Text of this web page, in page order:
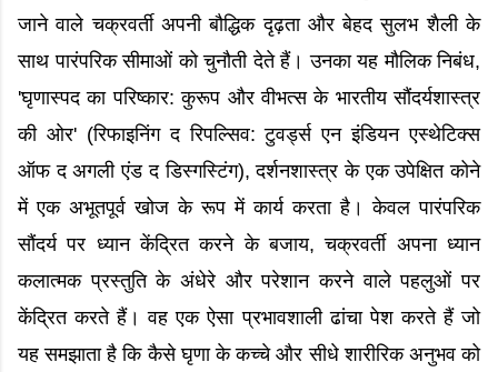
जाने वाले चक्रवर्ती अपनी बौद्धिक दृढ़ता और बेहद सुलभ शैली के
साथ पारंपरिक सीमाओं को चुनौती देते हैं। उनका यह मौलिक निबंध,
'घृणास्पद का परिष्कार: कुरूप और वीभत्स के भारतीय सौंदर्यशास्त्र
की ओर' (रिफाइनिंग द रिपल्सिव: टुवर्ड्स एन इंडियन एस्थेटिक्स
ऑफ द अगली एंड द डिस्गस्टिंग), दर्शनशास्त्र के एक उपेक्षित कोने
में एक अभूतपूर्व खोज के रूप में कार्य करता है। केवल पारंपरिक
सौंदर्य पर ध्यान केंद्रित करने के बजाय, चक्रवर्ती अपना ध्यान
कलात्मक प्रस्तुति के अंधेरे और परेशान करने वाले पहलुओं पर
केंद्रित करते हैं। वह एक ऐसा प्रभावशाली ढांचा पेश करते हैं जो
यह समझाता है कि कैसे घृणा के कच्चे और सीधे शारीरिक अनुभव को